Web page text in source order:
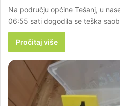
Na području općine Tešanj, u
06:55 sati dogodila se teška
Pročitaj više